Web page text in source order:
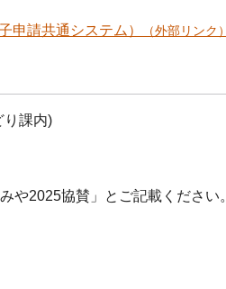
申請共通システム） （外部リンク）
り課内)
や2025協賛」とご記載ください。